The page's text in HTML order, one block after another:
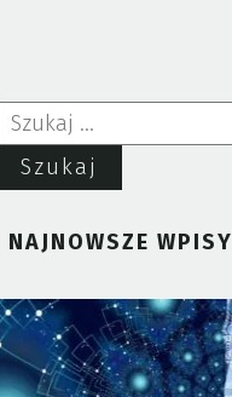
Szukaj:
NAJNOWSZE WPISY